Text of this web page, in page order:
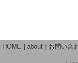
HOME about お問い合